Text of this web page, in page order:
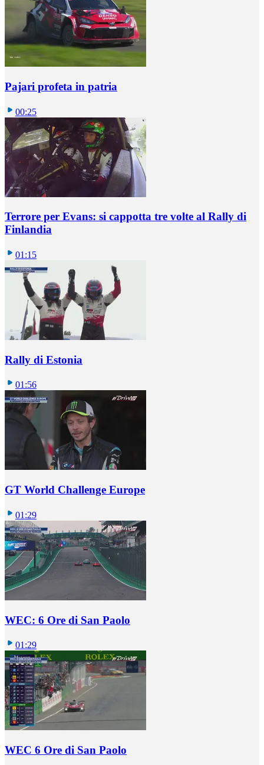
Pajari profeta in patria
00:25
Terrore per Evans: si cappotta tre volte al Rally di
Finlandia
01:15
Rally di Estonia
01:56
GT World Challenge Europe
01:29
WEC: 6 Ore di San Paolo
01:29
WEC 6 Ore di San Paolo